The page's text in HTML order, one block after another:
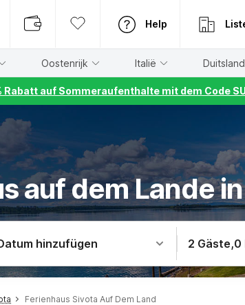
Help
Oostenrijk Italië Duitsland
Rabatt auf Sommeraufenthalte mit dem Code
auf dem Lande
hinzufügen 2 Gäste,0
Ferienhaus Sivota Auf Dem Land